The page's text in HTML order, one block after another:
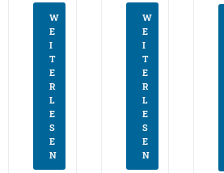
W
E
I
T
E
R
L
E
S
E
N
W
E
I
T
E
R
L
E
S
E
N